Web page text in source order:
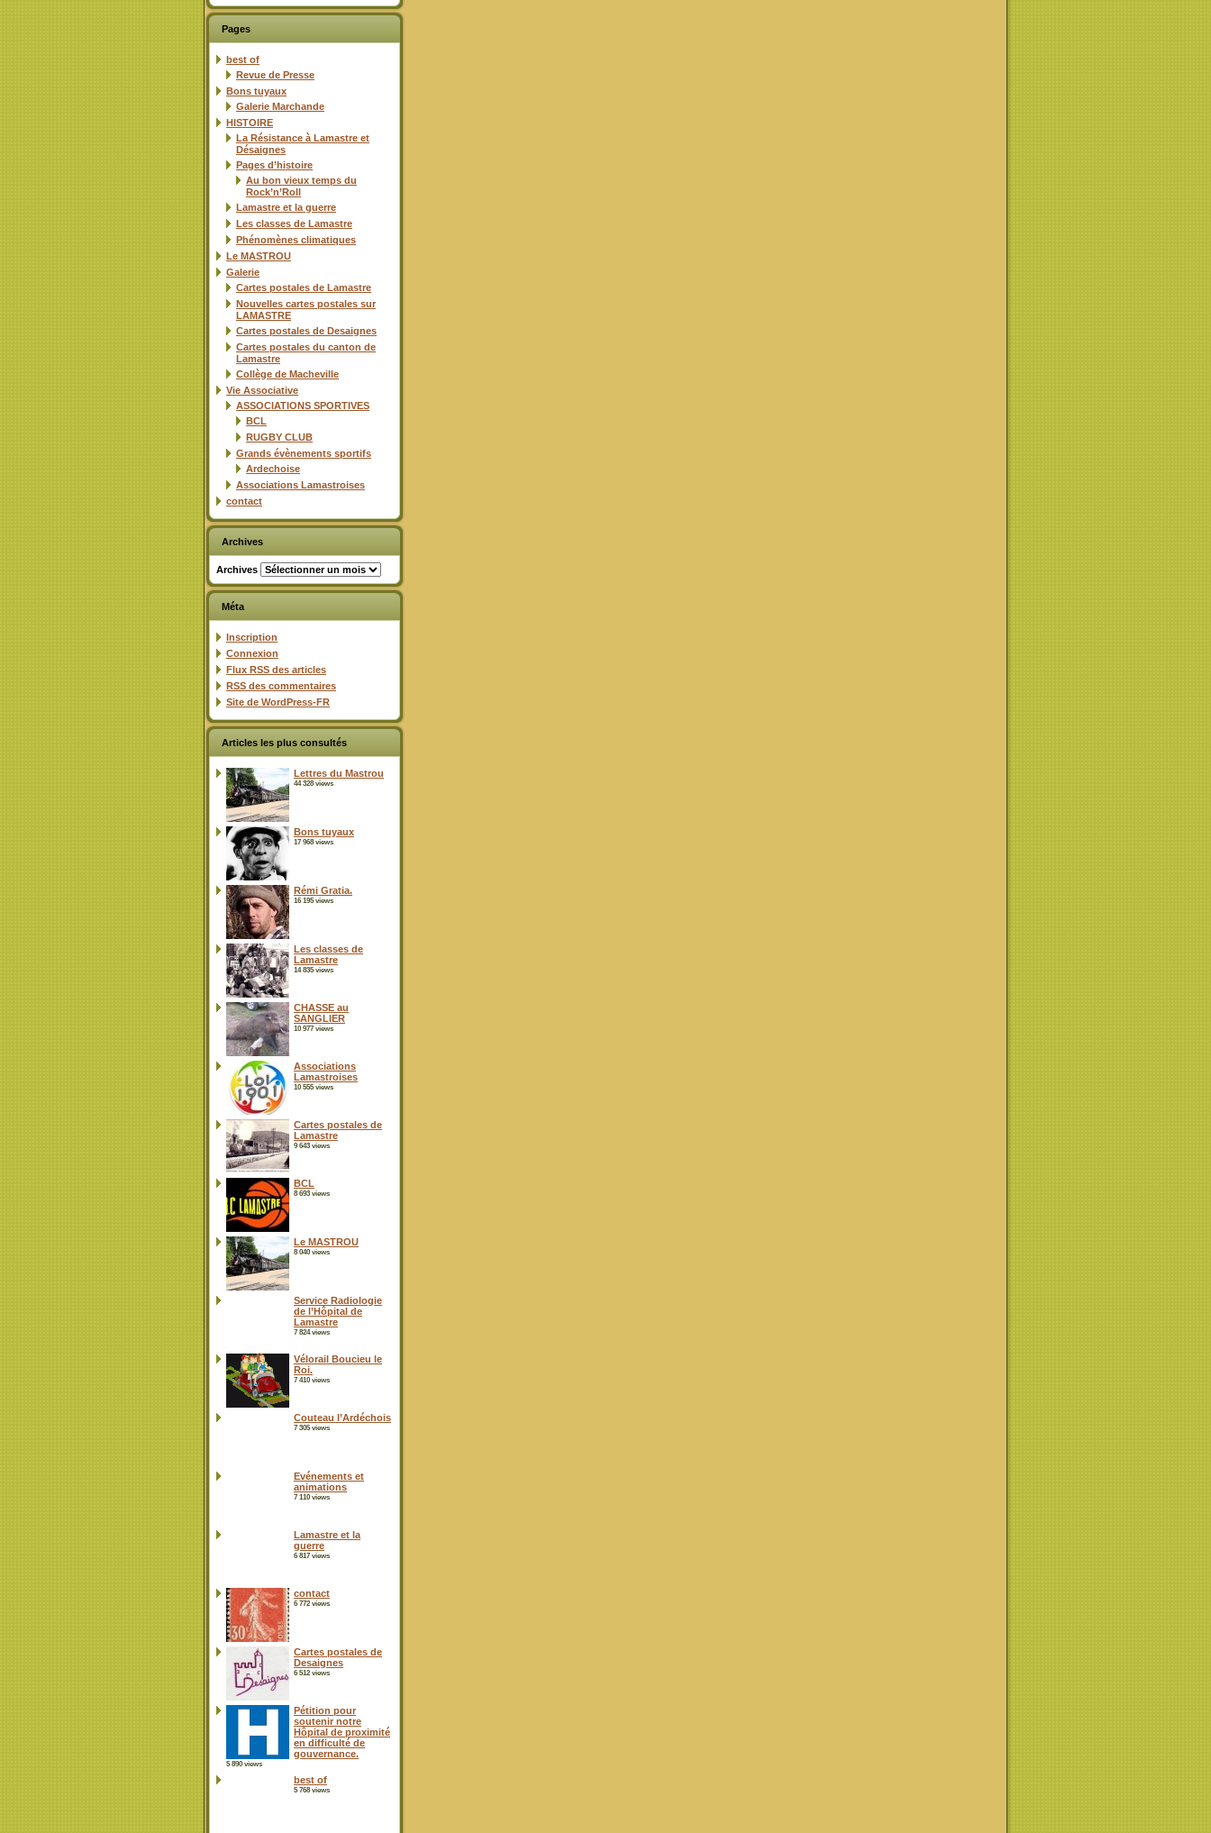
Pages
best of
Revue de Presse
Bons tuyaux
Galerie Marchande
HISTOIRE
La Résistance à Lamastre et
Désaignes
Pages d’histoire
Au bon vieux temps du
Rock’n’Roll
Lamastre et la guerre
Les classes de Lamastre
Phénomènes climatiques
Le MASTROU
Galerie
Cartes postales de Lamastre
Nouvelles cartes postales sur
LAMASTRE
Cartes postales de Desaignes
Cartes postales du canton de
Lamastre
Collège de Macheville
Vie Associative
ASSOCIATIONS SPORTIVES
BCL
RUGBY CLUB
Grands évènements sportifs
Ardechoise
Associations Lamastroises
contact
Archives
Archives
Méta
Inscription
Connexion
Flux RSS des articles
RSS des commentaires
Site de WordPress-FR
Articles les plus consultés
Lettres du Mastrou
44 328 views
Bons tuyaux
17 968 views
Rémi Gratia.
16 195 views
Les classes de
Lamastre
14 835 views
CHASSE au
SANGLIER
10 977 views
Associations
Lamastroises
10 555 views
Cartes postales de
Lamastre
9 643 views
BCL
8 693 views
Le MASTROU
8 040 views
Service Radiologie
de l’Hôpital de
Lamastre
7 824 views
Vélorail Boucieu le
Roi.
7 410 views
Couteau l’Ardéchois
7 305 views
Evénements et
animations
7 110 views
Lamastre et la
guerre
6 817 views
contact
6 772 views
Cartes postales de
Desaignes
6 512 views
Pétition pour
soutenir notre
Hôpital de proximité
en difficulté de
gouvernance.
5 890 views
best of
5 768 views